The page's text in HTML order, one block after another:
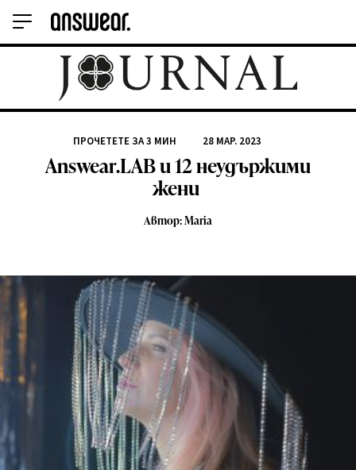
ПРОЧЕТЕТЕ ЗА3 МИН 28 МАР. 2023
Answear.LAB и 12 неудържими
жени
Автор: Maria